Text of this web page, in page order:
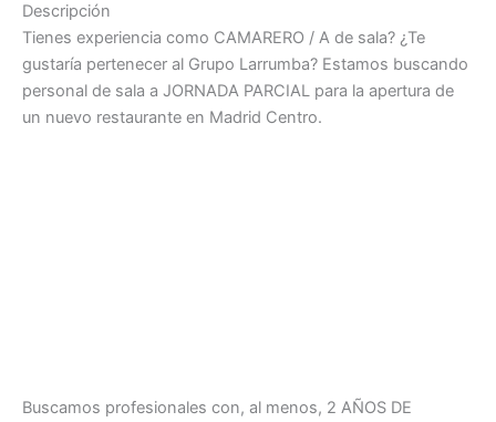
Descripción
Tienes experiencia como CAMARERO / A de sala? ¿Te
gustaría pertenecer al Grupo Larrumba? Estamos buscando
personal de sala a JORNADA PARCIAL para la apertura de
un nuevo restaurante en Madrid Centro.
Buscamos profesionales con, al menos, 2 AÑOS DE